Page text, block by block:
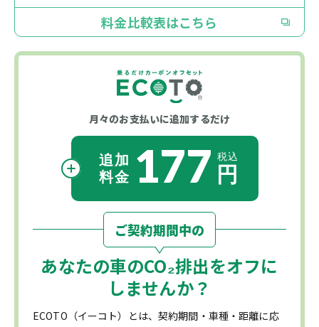
料金比較表はこちら
月々のお支払いに追加するだけ
177
ご契約期間中の
あなたの車のCO₂排出をオフに
しませんか？
ECOTO（イーコト）とは、契約期間・車種・距離に応